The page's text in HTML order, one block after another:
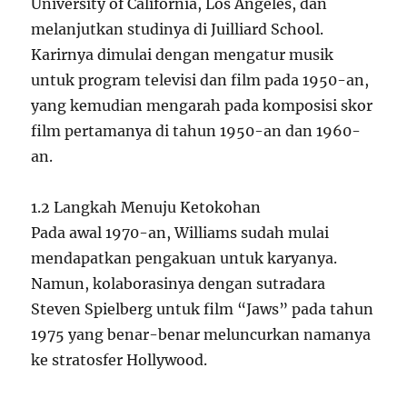
University of California, Los Angeles, dan
melanjutkan studinya di Juilliard School.
Karirnya dimulai dengan mengatur musik
untuk program televisi dan film pada 1950-an,
yang kemudian mengarah pada komposisi skor
film pertamanya di tahun 1950-an dan 1960-
an.
1.2 Langkah Menuju Ketokohan
Pada awal 1970-an, Williams sudah mulai
mendapatkan pengakuan untuk karyanya.
Namun, kolaborasinya dengan sutradara
Steven Spielberg untuk film “Jaws” pada tahun
1975 yang benar-benar meluncurkan namanya
ke stratosfer Hollywood.